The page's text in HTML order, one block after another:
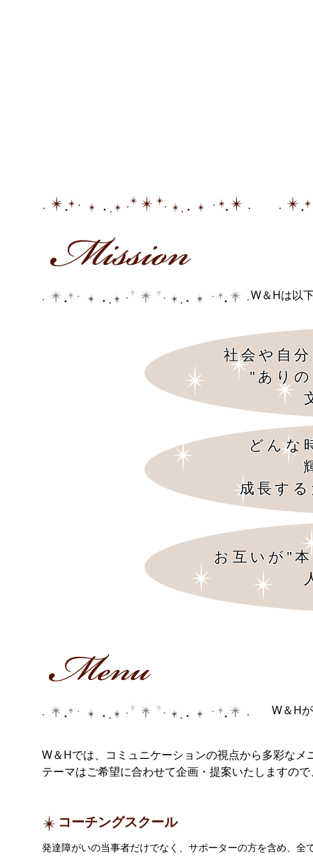
W＆Hは以
社会や自
"あり
どんな
成長す
お互いが"
W＆H
W＆Hでは、コミュニケーションの視点から多彩な
テーマはご希望に合わせて企画・提案いたしますの
コーチングスクール
発達障がいの当事者だけでなく、サポーターの方を含め、全